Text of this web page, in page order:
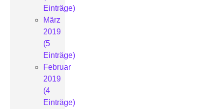
Einträge)
März
2019
(5
Einträge)
Februar
2019
(4
Einträge)